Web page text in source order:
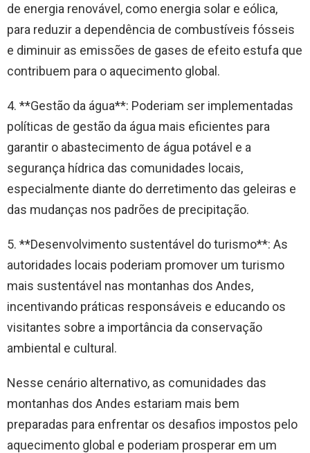
de energia renovável, como energia solar e eólica,
para reduzir a dependência de combustíveis fósseis
e diminuir as emissões de gases de efeito estufa que
contribuem para o aquecimento global.
4. **Gestão da água**: Poderiam ser implementadas
políticas de gestão da água mais eficientes para
garantir o abastecimento de água potável e a
segurança hídrica das comunidades locais,
especialmente diante do derretimento das geleiras e
das mudanças nos padrões de precipitação.
5. **Desenvolvimento sustentável do turismo**: As
autoridades locais poderiam promover um turismo
mais sustentável nas montanhas dos Andes,
incentivando práticas responsáveis ​​e educando os
visitantes sobre a importância da conservação
ambiental e cultural.
Nesse cenário alternativo, as comunidades das
montanhas dos Andes estariam mais bem
preparadas para enfrentar os desafios impostos pelo
aquecimento global e poderiam prosperar em um